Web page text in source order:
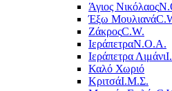
Άγιος Νικόλαος
Έξω Μουλιανά
ΖάκροςC.W.
ΙεράπετραΝ.Ο.Α.
Ιεράπετρα Λιμάνι
Καλό Χωριό
ΚριτσάΙ.Μ.Σ.